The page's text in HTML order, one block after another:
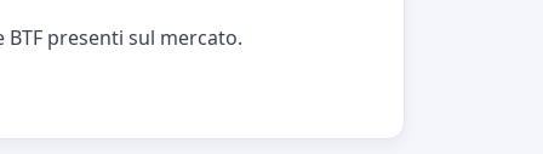
presenti sul mercato.